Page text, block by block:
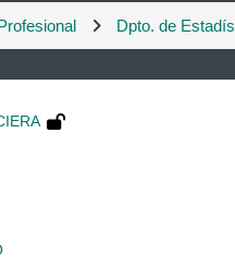
Dpto. de